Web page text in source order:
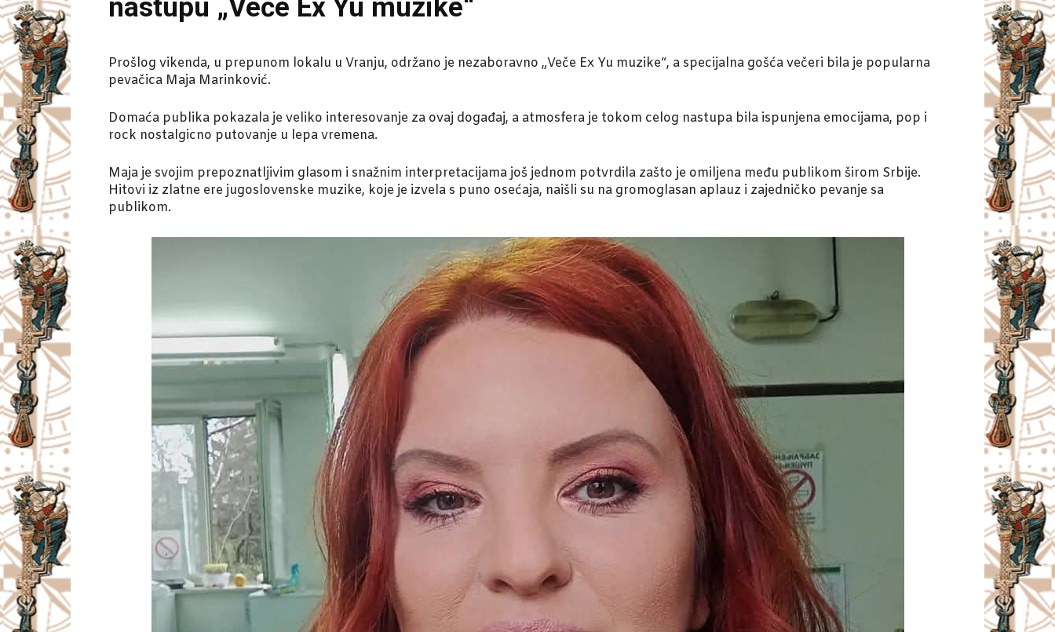
nastupu „Veče Ex Yu muzike“
Prošlog vikenda, u prepunom lokalu u Vranju, održano je nezaboravno „Veče Ex Yu muzike“, a specijalna gošća večeri bila je popularna
pevačica Maja Marinković.
Domaća publika pokazala je veliko interesovanje za ovaj događaj, a atmosfera je tokom celog nastupa bila ispunjena emocijama, pop i
rock nostalgicno putovanje u lepa vremena.
Maja je svojim prepoznatljivim glasom i snažnim interpretacijama još jednom potvrdila zašto je omiljena među publikom širom Srbije.
Hitovi iz zlatne ere jugoslovenske muzike, koje je izvela s puno osećaja, naišli su na gromoglasan aplauz i zajedničko pevanje sa
publikom.